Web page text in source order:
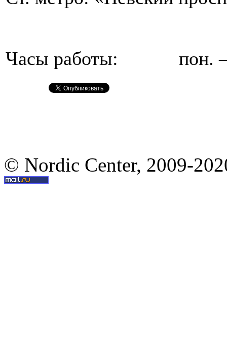
Часы работы: пон. –
© Nordic Center, 2009-